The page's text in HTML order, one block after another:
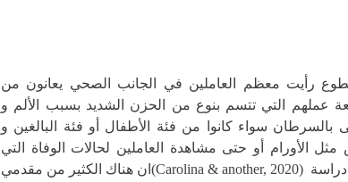
رأيت معظم العاملين في الجانب الصحي يعانون من
عملهم التي تتسم بنوع من الحزن الشديد بسبب الألم و
بالسرطان سواء كانوا من فئة الأطفال أو فئة البالغين و
الأورام أو حتى مشاهدة العاملين لحالات الوفاة التي
تحدث في بيئة العمل، وفي دراسة (Carolina & another, 2020)ان هناك الكثير من مقدمي